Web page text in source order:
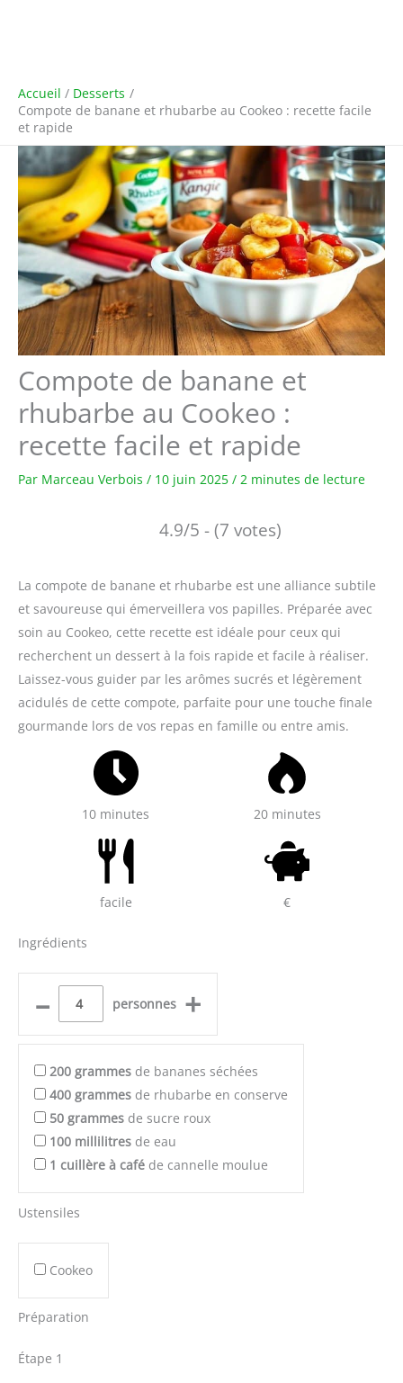
Accueil
Desserts
Compote de banane et rhubarbe au Cookeo : recette facile
et rapide
Compote de banane et
rhubarbe au Cookeo :
recette facile et rapide
Par Marceau Verbois / 10 juin 2025 / 2 minutes de lecture
4.9/5 - (7 votes)
La compote de banane et rhubarbe est une alliance subtile
et savoureuse qui émerveillera vos papilles. Préparée avec
soin au Cookeo, cette recette est idéale pour ceux qui
recherchent un dessert à la fois rapide et facile à réaliser.
Laissez-vous guider par les arômes sucrés et légèrement
acidulés de cette compote, parfaite pour une touche finale
gourmande lors de vos repas en famille ou entre amis.
10 minutes 20 minutes
facile €
Ingrédients
– personnes +
200 grammes de bananes séchées
400 grammes de rhubarbe en conserve
50 grammes de sucre roux
100 millilitres de eau
1 cuillère à café de cannelle moulue
Ustensiles
Cookeo
Préparation
Étape 1